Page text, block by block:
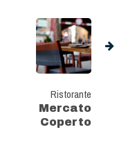
Ristorante
Mercato
Coperto